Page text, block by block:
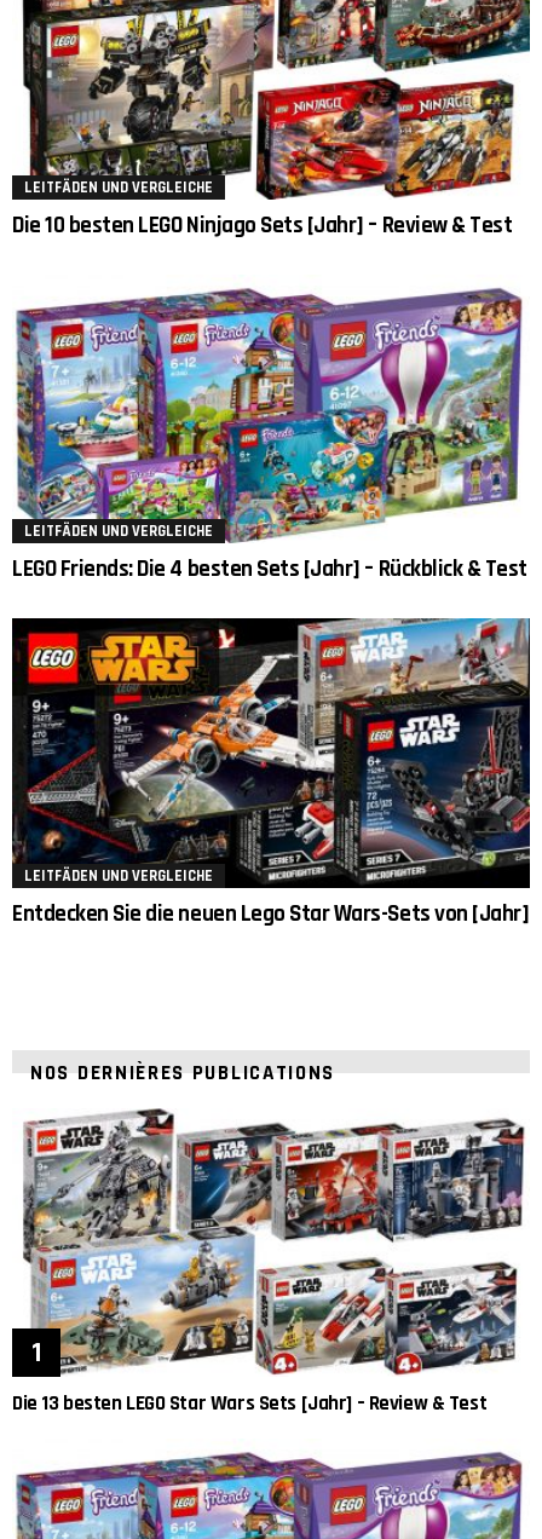
LEITFÄDEN UND VERGLEICHE
Die 10 besten LEGO Ninjago Sets [Jahr] – Review & Test
LEITFÄDEN UND VERGLEICHE
LEGO Friends: Die 4 besten Sets [Jahr] – Rückblick & Test
LEITFÄDEN UND VERGLEICHE
Entdecken Sie die neuen Lego Star Wars-Sets von [Jahr]
NOS DERNIÈRES PUBLICATIONS
Die 13 besten LEGO Star Wars Sets [Jahr] – Review & Test